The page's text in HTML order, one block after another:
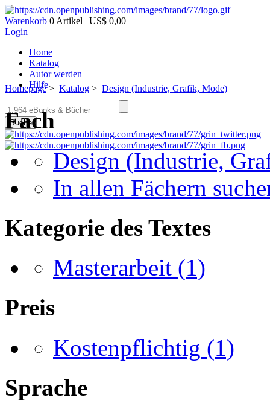
Warenkorb 0 Artikel | US$ 0,00
Login
Home
Katalog
Autor werden
Hilfe
Suche
Homepage> Katalog > Design (Industrie, Grafik, Mode)
Fach
Design (Industrie,
In allen Fächern
Kategorie des Textes
Masterarbeit (1)
Preis
Kostenpflichtig (1)
Sprache